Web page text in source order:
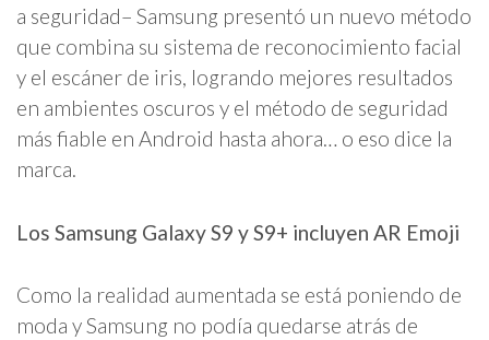
a seguridad– Samsung presentó un nuevo método
que combina su sistema de reconocimiento facial
y el escáner de iris, logrando mejores resultados
en ambientes oscuros y el método de seguridad
más fiable en Android hasta ahora… o eso dice la
marca.
Los Samsung Galaxy S9 y S9+ incluyen AR Emoji
Como la realidad aumentada se está poniendo de
moda y Samsung no podía quedarse atrás de